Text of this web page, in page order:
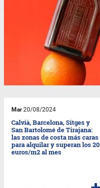
Mar20/08/2024
Calvià, Barcelona, Sitges y
San Bartolomé de Tirajana:
las zonas de costa más caras
para alquilar y superan los 20
euros/m2 al mes